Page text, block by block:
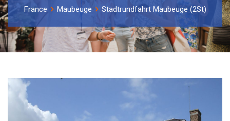
France
Maubeuge Stadtrundfahrt Maubeuge (2St)